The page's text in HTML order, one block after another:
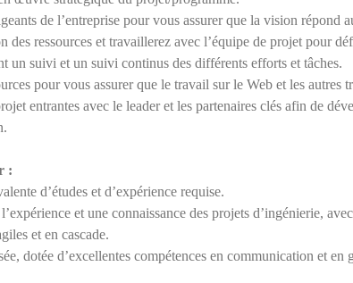
de l’entreprise pour vous assurer que la vision répond
des ressources et travaillerez avec l’équipe de projet pour
un suivi et un suivi continus des différents efforts et tâches.
pour vous assurer que le travail sur le Web et les
entrantes avec le leader et les partenaires clés afin de
:
d’études et d’expérience requise.
et une connaissance des projets d’ingénierie,
et en cascade.
dotée d’excellentes compétences en communication et